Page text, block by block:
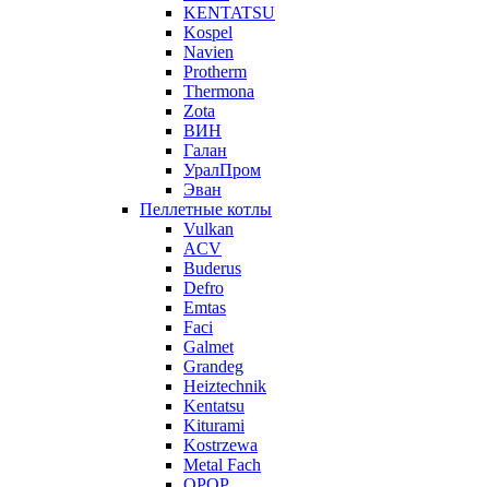
KENTATSU
Kospel
Navien
Protherm
Thermona
Zota
ВИН
Галан
УралПром
Эван
Пеллетные котлы
Vulkan
ACV
Buderus
Defro
Emtas
Faci
Galmet
Grandeg
Heiztechnik
Kentatsu
Kiturami
Kostrzewa
Metal Fach